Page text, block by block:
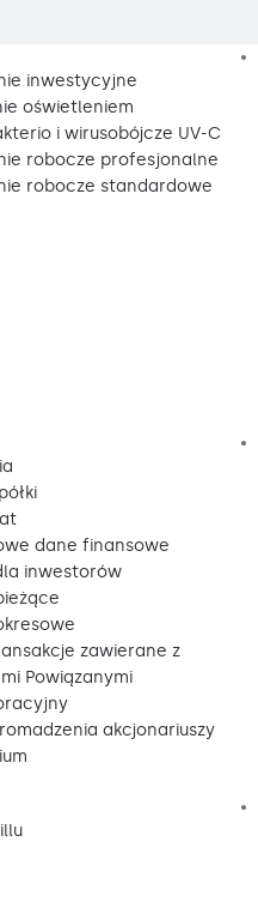
inwestycyjne
oświetleniem
i wirusobójcze UV-C
robocze profesjonalne
robocze standardowe
dane finansowe
inwestorów
zawierane z
Powiązanymi
akcjonariuszy